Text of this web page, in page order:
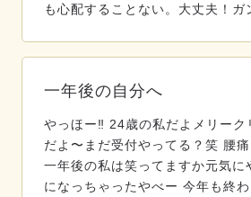
も心配することない。大丈夫！ガ
一年後の自分へ
やっほー‼️ 24歳の私だよメリーク
だよ〜まだ受付やってる？笑 腰
一年後の私は笑ってますか元気に
になっちゃったやべー 今年も終